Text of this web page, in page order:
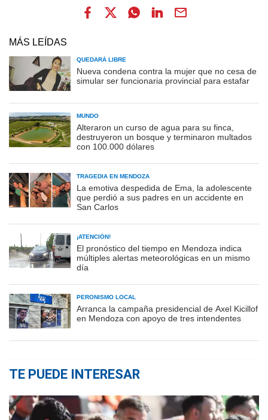
MÁS LEÍDAS
QUEDARÁ LIBRE
Nueva condena contra la mujer que no cesa de
simular ser funcionaria provincial para estafar
MUNDO
Alteraron un curso de agua para su finca,
destruyeron un bosque y terminaron multados
con 100.000 dólares
TRAGEDIA EN MENDOZA
La emotiva despedida de Ema, la adolescente
que perdió a sus padres en un accidente en
San Carlos
¡ATENCIÓN!
El pronóstico del tiempo en Mendoza indica
múltiples alertas meteorológicas en un mismo
día
PERONISMO LOCAL
Arranca la campaña presidencial de Axel Kicillof
en Mendoza con apoyo de tres intendentes
TE PUEDE INTERESAR